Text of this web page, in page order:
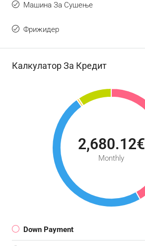
Машина За Сушење
Фрижидер
Калкулатор За Кредит
2,680.12€
Monthly
Down Payment